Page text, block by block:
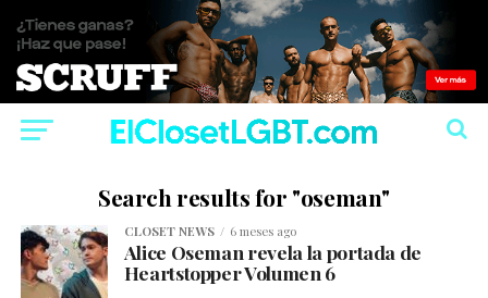
Search results for "oseman"
CLOSET NEWS 6 meses ago
Alice Oseman revela la portada de
Heartstopper Volumen 6